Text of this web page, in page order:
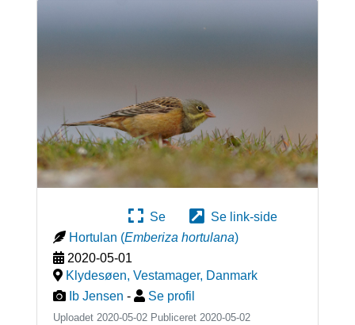
Se
Se link-side
Hortulan (Emberiza hortulana)
2020-05-01
Klydesøen, Vestamager, Danmark
Ib Jensen - Se profil
Uploadet 2020-05-02 Publiceret 2020-05-02